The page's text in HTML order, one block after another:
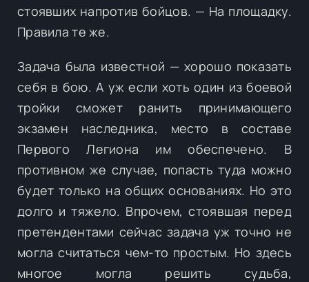
стоявших напротив бойцов. — На площадку.
Правила те же.
Задача была известной — хорошо показать
себя в бою. А уж если хоть один из боевой
тройки сможет ранить принимающего
экзамен наследника, место в составе
Первого Легиона им обеспечено. В
противном же случае, попасть туда можно
будет только на общих основаниях. Но это
долго и тяжело. Впрочем, стоявшая перед
претендентами сейчас задача уж точно не
могла считаться чем-то простым. Но здесь
многое могла решить судьба,